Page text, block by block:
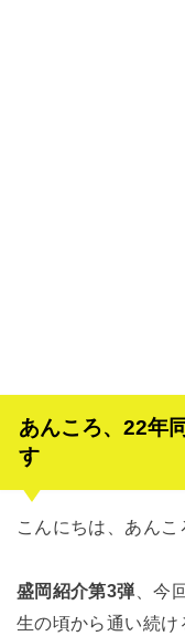
あんころ、22年
す
こんにちは、あんこ
盛岡紹介第3弾 、今
生の頃から通い続け